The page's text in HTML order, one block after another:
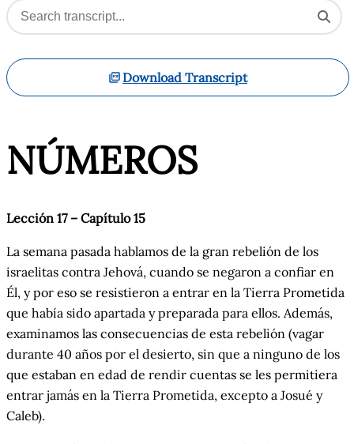
Download Transcript
NÚMEROS
Lección 17 – Capítulo15
La semana pasada hablamos de la gran rebelión de los
israelitas contra Jehová, cuando se negaron a confiar en
Él, y por eso se resistieron a entrar en la Tierra Prometida
que había sido apartada y preparada para ellos. Además,
examinamos las consecuencias de esta rebelión (vagar
durante 40 años por el desierto, sin que a ninguno de los
que estaban en edad de rendir cuentas se les permitiera
entrar jamás en la Tierra Prometida, excepto a Josué y
Caleb).